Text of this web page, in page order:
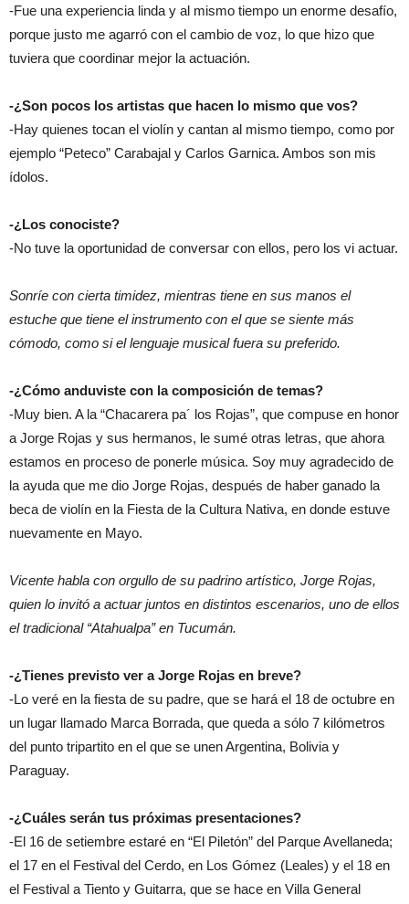
-Fue una experiencia linda y al mismo tiempo un enorme desafío,
porque justo me agarró con el cambio de voz, lo que hizo que
tuviera que coordinar mejor la actuación.
-¿Son pocos los artistas que hacen lo mismo que vos?
-Hay quienes tocan el violín y cantan al mismo tiempo, como por
ejemplo “Peteco” Carabajal y Carlos Garnica. Ambos son mis
ídolos.
-¿Los conociste?
-No tuve la oportunidad de conversar con ellos, pero los vi actuar.
Sonríe con cierta timidez, mientras tiene en sus manos el
estuche que tiene el instrumento con el que se siente más
cómodo, como si el lenguaje musical fuera su preferido.
-¿Cómo anduviste con la composición de temas?
-Muy bien. A la “Chacarera pa´ los Rojas”, que compuse en honor
a Jorge Rojas y sus hermanos, le sumé otras letras, que ahora
estamos en proceso de ponerle música. Soy muy agradecido de
la ayuda que me dio Jorge Rojas, después de haber ganado la
beca de violín en la Fiesta de la Cultura Nativa, en donde estuve
nuevamente en Mayo.
Vicente habla con orgullo de su padrino artístico, Jorge Rojas,
quien lo invitó a actuar juntos en distintos escenarios, uno de ellos
el tradicional “Atahualpa” en Tucumán.
-¿Tienes previsto ver a Jorge Rojas en breve?
-Lo veré en la fiesta de su padre, que se hará el 18 de octubre en
un lugar llamado Marca Borrada, que queda a sólo 7 kilómetros
del punto tripartito en el que se unen Argentina, Bolivia y
Paraguay.
-¿Cuáles serán tus próximas presentaciones?
-El 16 de setiembre estaré en “El Piletón” del Parque Avellaneda;
el 17 en el Festival del Cerdo, en Los Gómez (Leales) y el 18 en
el Festival a Tiento y Guitarra, que se hace en Villa General